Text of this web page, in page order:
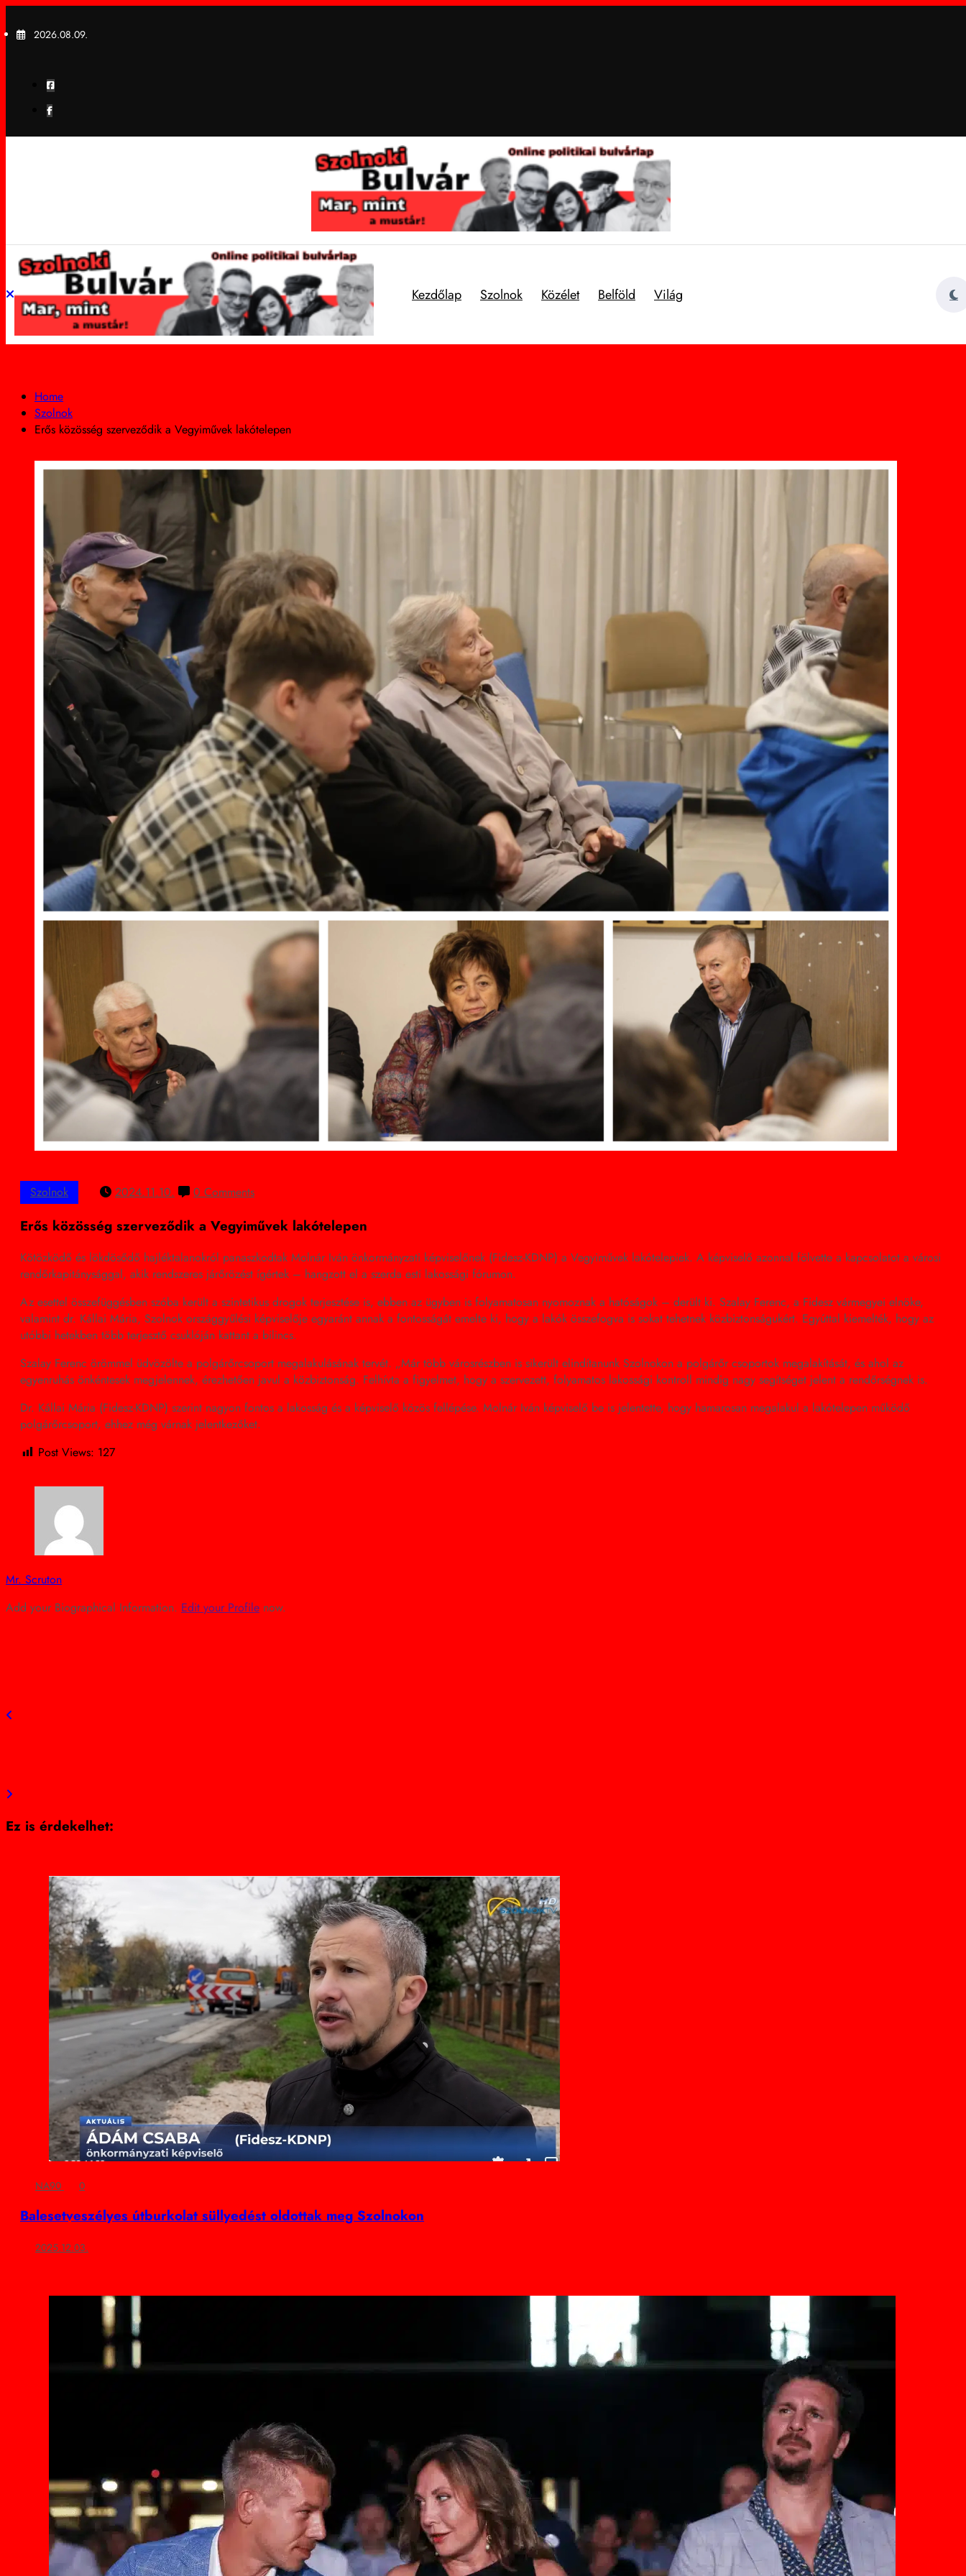
to
2026.08.09.
Kezdőlap Szolnok Közélet Belföld Világ
Home
Szolnok
Erős közösség szerveződik a Vegyiművek lakótelepen
Szolnok 2024.11.10. 0 Comments
Erős közösség szerveződik a Vegyiművek lakótelepen
Kötözködő és lökdösődő hajléktalanokról panaszkodtak Molnár Iván önkormányzati képviselőnek (Fidesz-KDNP) a Vegyiművek lakótelepiek. A képviselő azonnal fölvette a kapcsolatot a városi
rendőrkapitánysággal, akik rendszeres járőrözést ígértek – hangzott el a szerda esti lakossági fórumon.
Az esettel összefüggésben szóba került a szintetikus drogok terjesztése is, ebben az ügyben is folyamatosan nyomoznak a hatóságok – derült ki. Szalay Ferenc, a Fidesz vármegyei elnöke,
valamint dr. Kállai Mária, Szolnok országgyűlési képviselője egyaránt annak a fontosságát emelte ki, hogy a lakók összefogva is sokat tehetnek közbiztonságukért. Egyúttal kiemelték, hogy az
utóbbi hetekben több terjesztő csuklóján kattant a bilincs.
Szalay Ferenc örömmel üdvözölte a polgárőrcsoport megalakulásának tervét. „Már több városrészben is sikerült elindítanunk Szolnokon a polgárőr csoportok megalakítását, és ahol az
egyenruhás önkéntesek megjelennek, érezhetően javul a közbiztonság. Felhívta a figyelmet, hogy a szervezett, folyamatos lakossági kontroll mindig nagy segítséget jelent a rendőrségnek is.
Dr. Kállai Mária (Fidesz-KDNP) szerint nagyon fontos a lakosság és a képviselő közös fellépése. Molnár Iván képviselő be is jelentette, hogy hamarosan megalakul a lakótelepen működő
polgárőrcsoport, ehhez még várnak jelentkezőket.
Post Views: 127
Mr. Scruton
Add your Biographical Information. Edit your Profile now.
Ez is érdekelhet:
NA90 0
Balesetveszélyes útburkolat süllyedést oldottak meg Szolnokon
2025.12.03.